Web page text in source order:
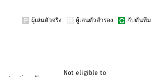
ผู้เล่นตัวจริง ผู้เล่นตัวสำรอง กัปตันทีม
Not eligible to